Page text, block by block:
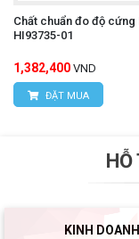
Chất chuẩn đo độ cứng
HI93735-01
1,382,400 VND
ĐẶT MUA
HỖ
KINH DOANH